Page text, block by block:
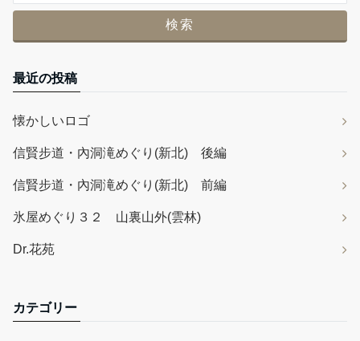
最近の投稿
懐かしいロゴ
信賢步道・內洞滝めぐり(新北) 後編
信賢步道・內洞滝めぐり(新北) 前編
氷屋めぐり３２ 山裏山外(雲林)
Dr.花苑
カテゴリー